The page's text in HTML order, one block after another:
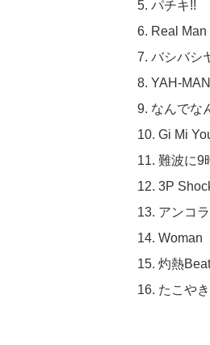
5. パチキ!!
6. Real Man
7. バシバシ
8. YAH-
9. なんでな
10. Gi Mi
11. 難波に9
12. 3P
13. アンコ
14. Woman
15. 灼熱
16. たこや